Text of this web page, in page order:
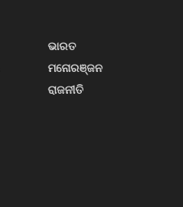
ଭାରତ
ମନୋରଞ୍ଜନ
ରାଜନୀତି